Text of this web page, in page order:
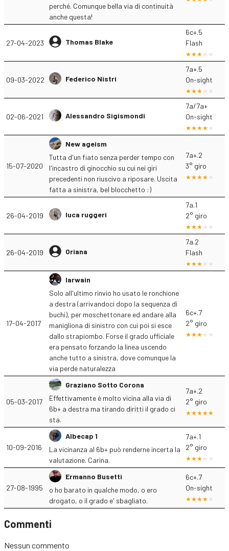
perché. Comunque bella via di continuità
anche questa!
27-04-2023 Thomas Blake
6c+.5
Flash
09-03-2022 Federico Nistri
7a+.5
On-sight
02-06-2021 Alessandro Sigismondi
7a/7a+
On-sight
15-07-2020
New ageism
Tutta d'un fiato senza perder tempo con
l'incastro di ginocchio su cui nei giri
precedenti non riuscivo a riposare. Uscita
fatta a sinistra, bel blocchetto :)
7a+.2
3° giro
26-04-2019 luca ruggeri
7a.1
2° giro
26-04-2019 Oriana
7a.2
Flash
17-04-2017
Iarwain
Solo all'ultimo rinvio ho usato le ronchione
a destra (arrivandoci dopo la sequenza di
buchi), per moschettonare ed andare alla
manigliona di sinistro con cui poi si esce
dallo strapiombo. Forse il grado ufficiale
era pensato forzando la linea uscendo
anche tutto a sinistra, dove comunque la
via perde naturalezza
6c+.7
2° giro
05-03-2017
Graziano Sotto Corona
Effettivamente è molto vicina alla via di
6b+ a destra ma tirando diritti il grado ci
sta.
7a+.2
2° giro
10-09-2016
Albecap 1
La vicinanza al 6b+ può renderne incerta la
valutazione. Carina.
7a+.1
2° giro
27-08-1995
Ermanno Busetti
o ho barato in qualche modo, o ero
drogato, o il grado e' sbagliato.
6c+.7
On-sight
Commenti
Nessun commento